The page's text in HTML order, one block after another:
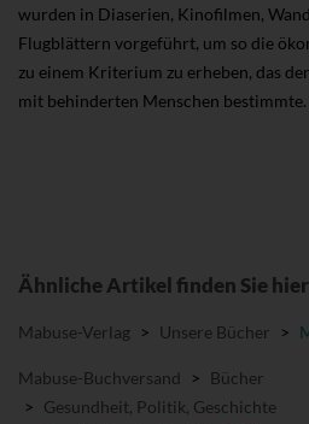
wurden in Diaserien, Kinofilmen,
Flugblättern vorgeführt, um so die
zu einem Kriterium zu erheben, das
mit behinderten Menschen bestimmte.
Ähnliche Artikel finden Sie hier
Mabuse-Verlag > Unsere Bücher >
Mabuse-Buchversand > Bücher
> Gesundheit, Politik, Geschichte